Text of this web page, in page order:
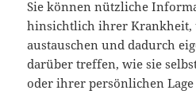
Sie können nützliche
hinsichtlich ihrer Krankheit,
austauschen und dadurch
darüber treffen, wie sie
oder ihrer persönlichen Lage